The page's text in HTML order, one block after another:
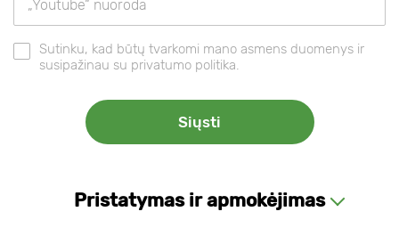
Sutinku, kad būtų tvarkomi mano asmens duomenys ir
susipažinau su privatumo politika.
Pristatymas ir apmokėjimas